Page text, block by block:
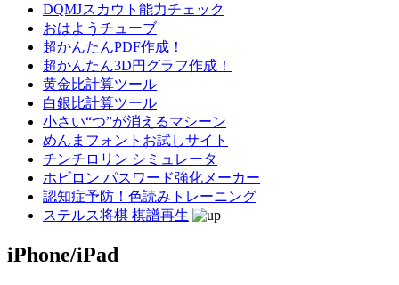
DQMJスカウト能力チェック
おはようチューブ
超かんたんPDF作成！
超かんたん3D円グラフ作成！
黄金比計算ツール
白銀比計算ツール
小さい“つ”が消えるマシーン
めんまフォントお試しサイト
チンチロリン シミュレータ
ホビロン パスワード強化メーカー
認知症予防！色読みトレーニング
ステルス将棋 棋譜再生
iPhone/iPad